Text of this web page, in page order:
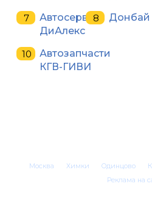
Автосервис
ДиАлекс
Донбай
Автозапчасти
КГВ-ГИВИ
Москва Химки Одинцово
Реклама на